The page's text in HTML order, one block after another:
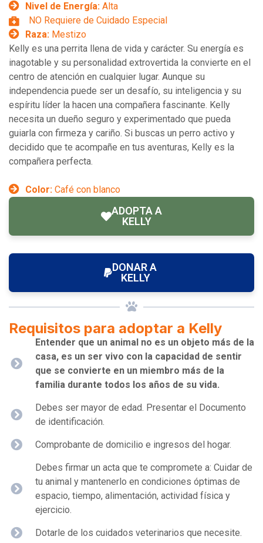
Nivel de Energía: Alta
NO Requiere de Cuidado Especial
Raza: Mestizo
Kelly es una perrita llena de vida y carácter. Su energía es
inagotable y su personalidad extrovertida la convierte en el
centro de atención en cualquier lugar. Aunque su
independencia puede ser un desafío, su inteligencia y su
espíritu líder la hacen una compañera fascinante. Kelly
necesita un dueño seguro y experimentado que pueda
guiarla con firmeza y cariño. Si buscas un perro activo y
decidido que te acompañe en tus aventuras, Kelly es la
compañera perfecta.
Color: Café con blanco
ADOPTA A
KELLY
DONAR A
KELLY
Requisitos para adoptar a Kelly
Entender que un animal no es un objeto más de la
casa, es un ser vivo con la capacidad de sentir
que se convierte en un miembro más de la
familia durante todos los años de su vida.
Debes ser mayor de edad. Presentar el Documento
de identificación.
Comprobante de domicilio e ingresos del hogar.
Debes firmar un acta que te compromete a: Cuidar de
tu animal y mantenerlo en condiciones óptimas de
espacio, tiempo, alimentación, actividad física y
ejercicio.
Dotarle de los cuidados veterinarios que necesite.